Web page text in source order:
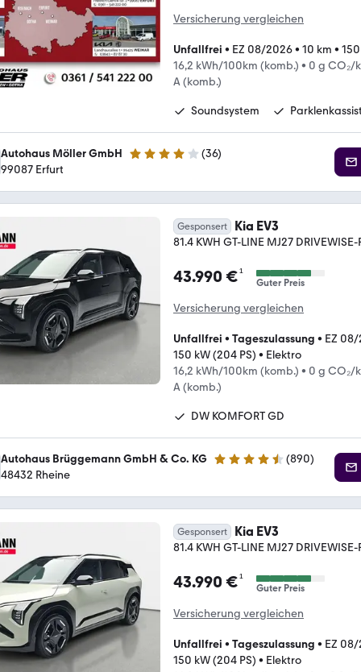
Versicherung vergleichen
Unfallfrei • EZ 08/2026• 10 km •
16,2 kWh/100km (komb.) • 0 g CO₂/
A (komb.)
Soundsystem
Autohaus Möller GmbH 4.1 Sterne (36)
99087 Erfurt
Gesponsert Kia EV3
81.4 KWH GT-LINE MJ27 DRIVEWISE-
43.990 €¹
Guter Preis
Versicherung vergleichen
Unfallfrei • Tageszulassung • EZ
150 kW (204 PS) • Elektro
16,2 kWh/100km (komb.) • 0 g CO₂/
A (komb.)
DW KOMFORT GD
Autohaus Brüggemann GmbH & Co. KG 4.7 Sterne (890)
48432 Rheine
Gesponsert Kia EV3
81.4 KWH GT-LINE MJ27 DRIVEWISE-
43.990 €¹
Guter Preis
Versicherung vergleichen
Unfallfrei • Tageszulassung • EZ
150 kW (204 PS) • Elektro